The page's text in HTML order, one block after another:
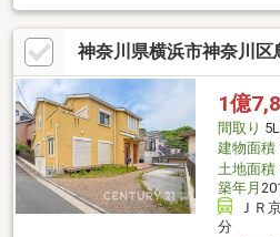
グはシャンデリアが映える円形天井・
せん階段・ハイブランド家具あり・中
バルコニー前面には棟がなく、日照・
影用貸しスタジオとしても活用可・駐
り／2K・2LDK・3LDK・2LDK■ ご希
ます ━━━━━・・・物件の詳細・ご
せください。
神奈川県横浜市神奈川
1億
間取り
建物面積
土地面積
築年月
ＪＲ
分